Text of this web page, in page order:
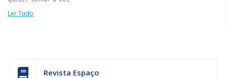
Ler Tudo
Revista Espaço